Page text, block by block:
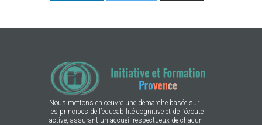
Nous mettons en oeuvre une démarche basée sur
les principes de l’éducabilité cognitive et de l’écoute
active, assurant un accueil respectueux de chacun.